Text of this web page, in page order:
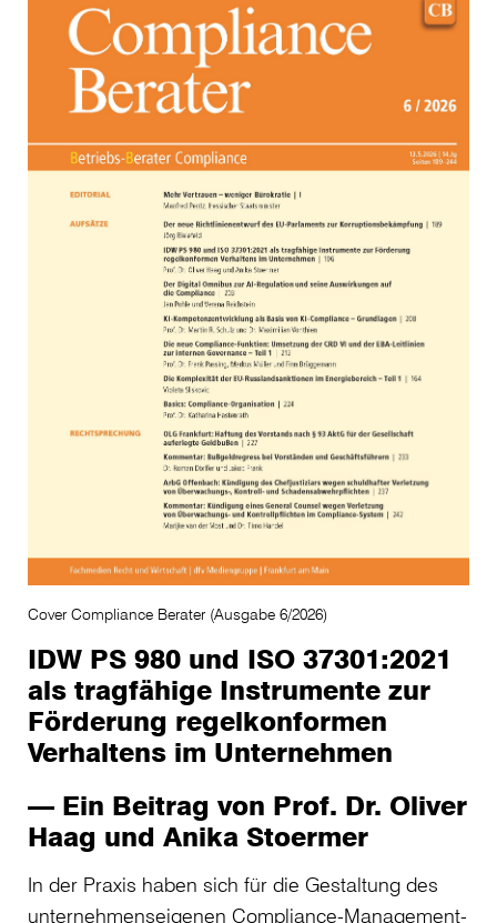
Cover Compliance Berater (Ausgabe 6/2026)
IDW PS 980 und ISO 37301:2021
als tragfähige Instrumente zur
Förderung regelkonformen
Verhaltens im Unternehmen
— Ein Beitrag von Prof. Dr. Oliver
Haag und Anika Stoermer
In der Praxis haben sich für die Gestaltung des
unternehmenseigenen Compliance-Management-